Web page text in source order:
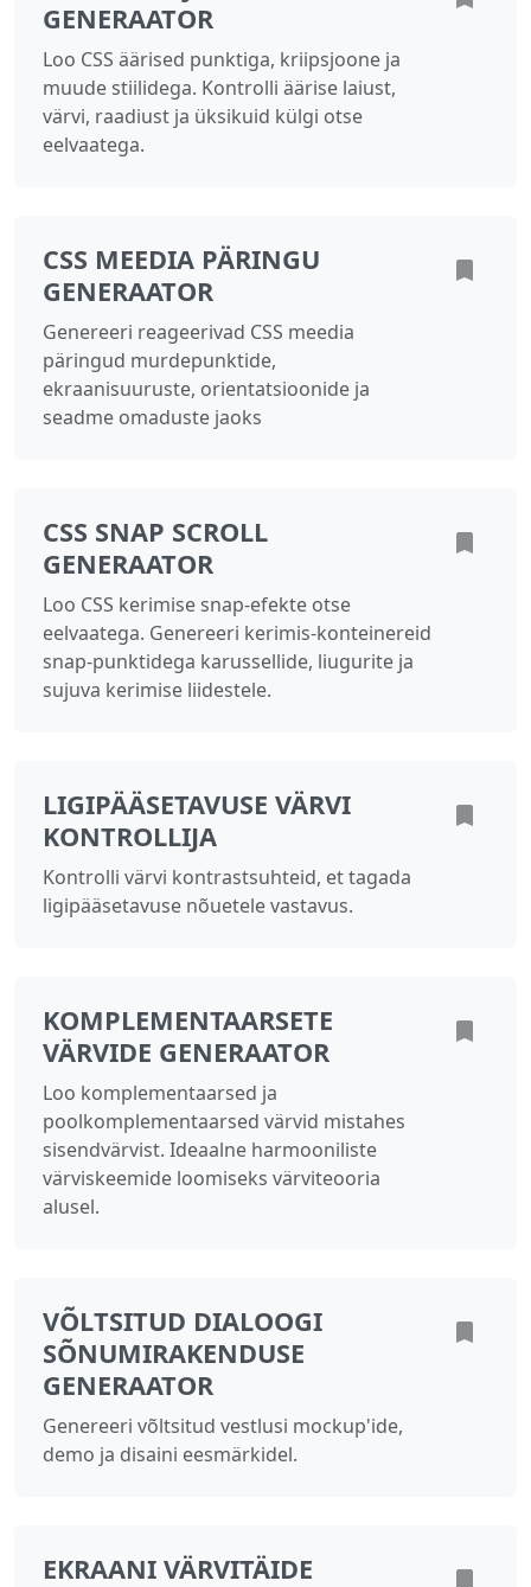
GENERAATOR
Loo CSS äärised punktiga, kriipsjoone ja
muude stiilidega. Kontrolli äärise laiust,
värvi, raadiust ja üksikuid külgi otse
eelvaatega.
CSS MEEDIA PÄRINGU
GENERAATOR
Genereeri reageerivad CSS meedia
päringud murdepunktide,
ekraanisuuruste, orientatsioonide ja
seadme omaduste jaoks
CSS SNAP SCROLL
GENERAATOR
Loo CSS kerimise snap-efekte otse
eelvaatega. Genereeri kerimis-konteinereid
snap-punktidega karussellide, liugurite ja
sujuva kerimise liidestele.
LIGIPÄÄSETAVUSE VÄRVI
KONTROLLIJA
Kontrolli värvi kontrastsuhteid, et tagada
ligipääsetavuse nõuetele vastavus.
KOMPLEMENTAARSETE
VÄRVIDE GENERAATOR
Loo komplementaarsed ja
poolkomplementaarsed värvid mistahes
sisendvärvist. Ideaalne harmooniliste
värviskeemide loomiseks värviteooria
alusel.
VÕLTSITUD DIALOOGI
SÕNUMIRAKENDUSE
GENERAATOR
Genereeri võltsitud vestlusi mockup'ide,
demo ja disaini eesmärkidel.
EKRAANI VÄRVITÄIDE